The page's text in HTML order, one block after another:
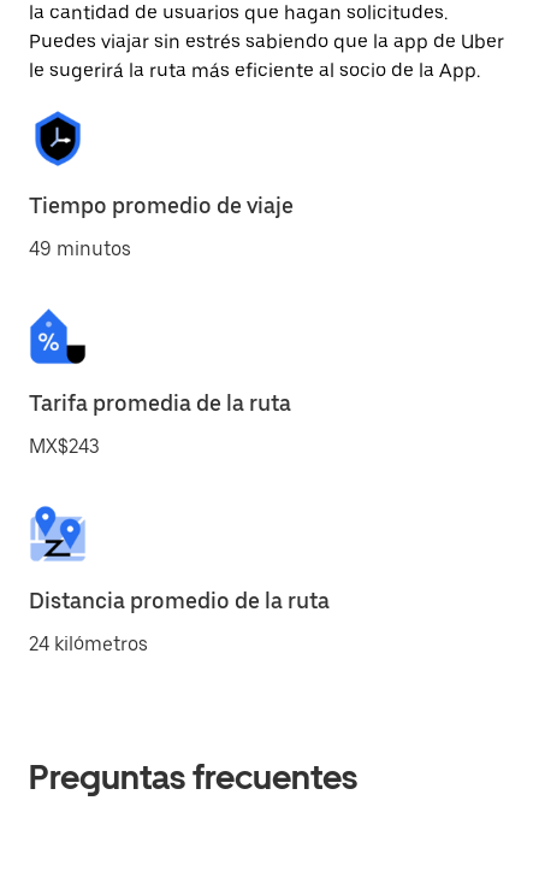
la cantidad de usuarios que hagan solicitudes.
Puedes viajar sin estrés sabiendo que la app de Uber
le sugerirá la ruta más eficiente al socio de la App.
Tiempo promedio de viaje
49 minutos
Tarifa promedia de la ruta
MX$243
Distancia promedio de la ruta
24 kilómetros
Preguntas frecuentes